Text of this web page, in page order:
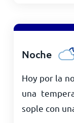
Noche
Hoy por la
una
sople con